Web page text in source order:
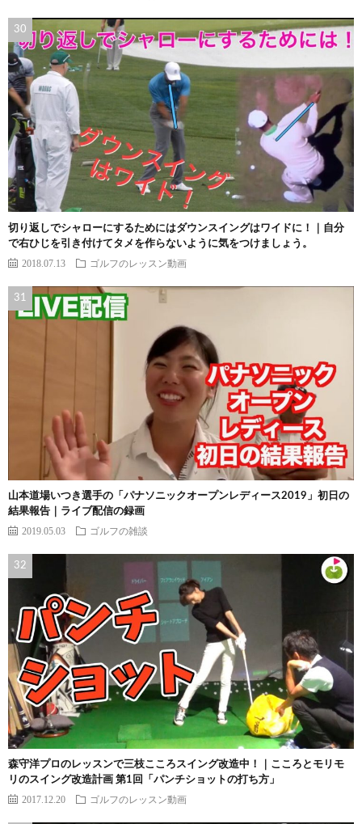
切り返しでシャローにするためにはダウンスイングはワイドに！｜自分
で右ひじを引き付けてタメを作らないように気をつけましょう。
2018.07.13 ゴルフのレッスン動画
山本道場いつき選手の「パナソニックオープンレディース2019」初日の
結果報告｜ライブ配信の録画
2019.05.03 ゴルフの雑談
森守洋プロのレッスンで三枝こころスイング改造中！｜こころとモリモ
リのスイング改造計画 第1回「パンチショットの打ち方」
2017.12.20 ゴルフのレッスン動画